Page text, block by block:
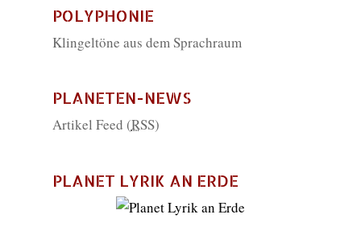
POLYPHONIE
Klingeltöne aus dem Sprachraum
PLANETEN-NEWS
Artikel Feed (RSS)
PLANET LYRIK AN ERDE